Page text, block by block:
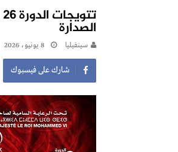
الصدارة
سينفيليا 8 يونيو، 2026
شارك على فيسبوك